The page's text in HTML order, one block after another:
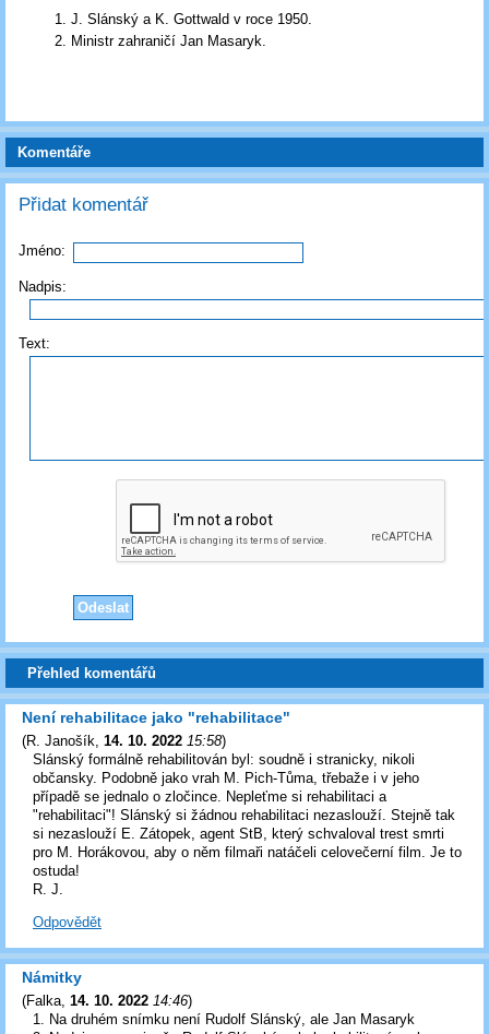
J. Slánský a K. Gottwald v roce 1950.
Ministr zahraničí Jan Masaryk.
Komentáře
Přidat komentář
Jméno:
Nadpis:
Text:
Přehled komentářů
Není rehabilitace jako "rehabilitace"
(R. Janošík, 14. 10. 2022 15:58)
Slánský formálně rehabilitován byl: soudně i stranicky, nikoli
občansky. Podobně jako vrah M. Pich-Tůma, třebaže i v jeho
případě se jednalo o zločince. Nepleťme si rehabilitaci a
"rehabilitaci"! Slánský si žádnou rehabilitaci nezaslouží. Stejně tak
si nezaslouží E. Zátopek, agent StB, který schvaloval trest smrti
pro M. Horákovou, aby o něm filmaři natáčeli celovečerní film. Je to
ostuda!
R. J.
Odpovědět
Námitky
(Falka, 14. 10. 2022 14:46)
1. Na druhém snímku není Rudolf Slánský, ale Jan Masaryk